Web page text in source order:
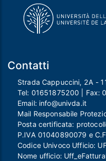
Contatti
Strada Cappuccini, 2A -
Tel: 01651875200 | Fax:
Email: info@univda.it
Mail Responsabile
Posta certificata:
P.IVA 01040890079 e
Codice Univoco Ufficio:
Nome ufficio: